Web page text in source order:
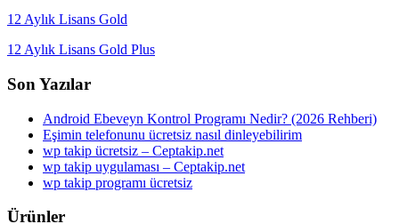
12 Aylık Lisans Gold
12 Aylık Lisans Gold Plus
Son Yazılar
Android Ebeveyn Kontrol Programı Nedir? (2026 Rehberi)
Eşimin telefonunu ücretsiz nasıl dinleyebilirim
wp takip ücretsiz – Ceptakip.net
wp takip uygulaması – Ceptakip.net
wp takip programı ücretsiz
Ürünler